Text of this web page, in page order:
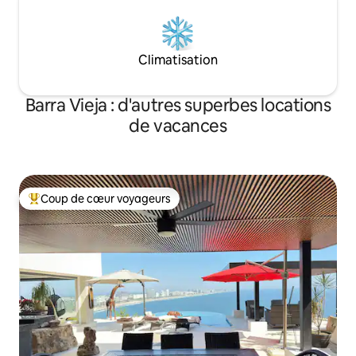
Climatisation
Barra Vieja : d'autres superbes locations
de vacances
Coups de cœur voyageurs les plus appréciés
Coup de cœur voyageurs